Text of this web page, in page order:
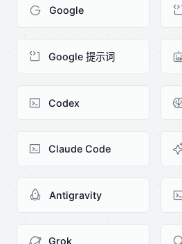
Google
Google 提示词
Codex
Claude Code
Antigravity
Grok